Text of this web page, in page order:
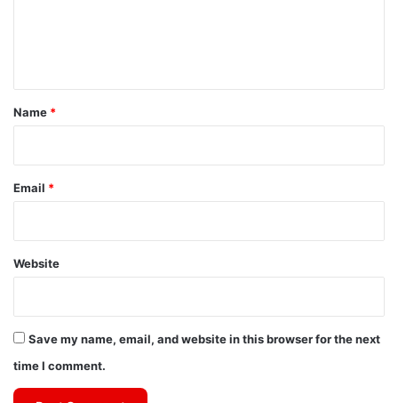
*
Name *
Email *
Website
Save my name, email, and website in this browser for the next
time I comment.